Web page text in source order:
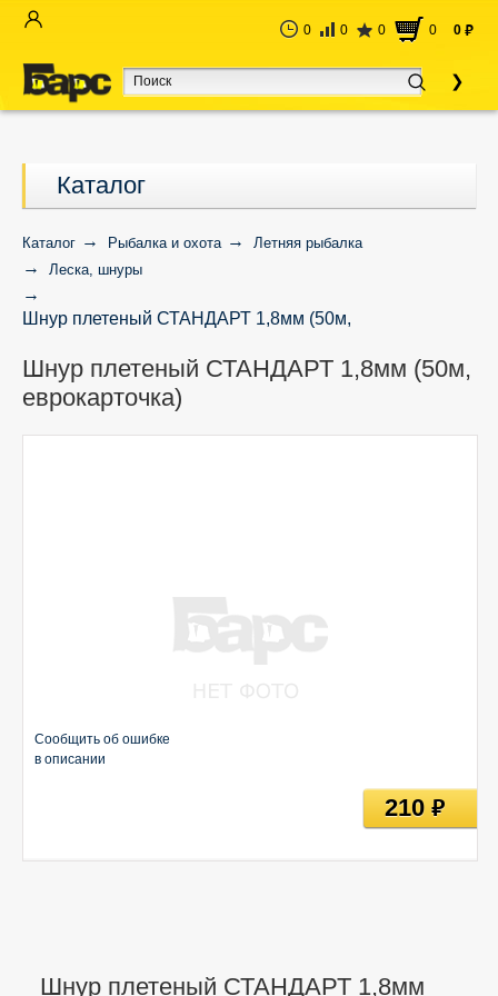
0 0 0 0 0 руб
Каталог
Каталог Рыбалка и охота
Летняя рыбалка
Леска, шнуры
Шнур плетеный СТАНДАРТ 1,8мм (50м,
Шнур плетеный СТАНДАРТ 1,8мм (50м,
еврокарточка)
Шнур плетеный СТАНДАРТ 1,8мм
Сообщить об ошибке
в описании
210руб